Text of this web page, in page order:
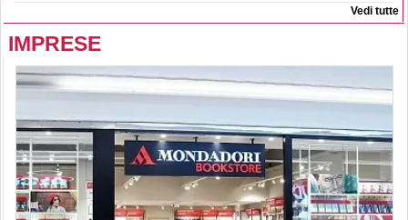
Vedi tutte
IMPRESE